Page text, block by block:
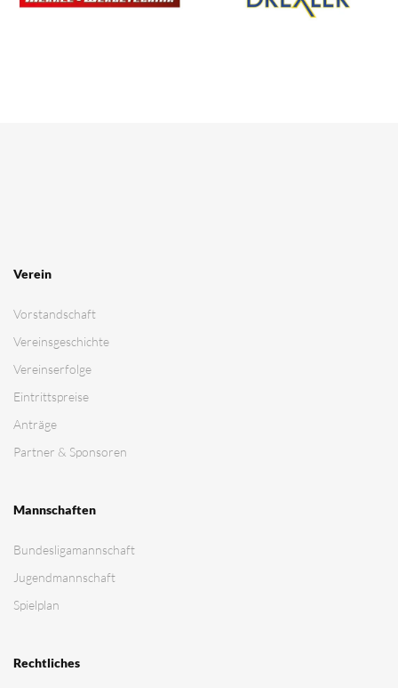
Verein
Vorstandschaft
Vereinsgeschichte
Vereinserfolge
Eintrittspreise
Anträge
Partner & Sponsoren
Mannschaften
Bundesligamannschaft
Jugendmannschaft
Spielplan
Rechtliches